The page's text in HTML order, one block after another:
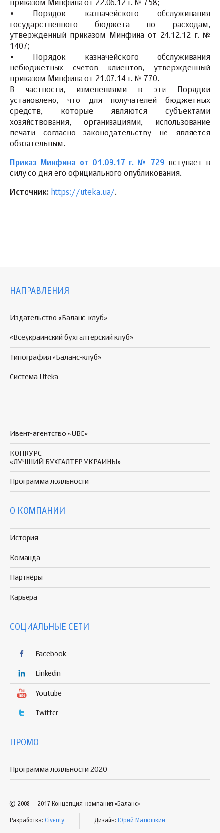
приказом Минфина от 22.06.12 г. № 758;
• Порядок казначейского обслуживания
государственного бюджета по расходам,
утвержденный приказом Минфина от 24.12.12 г. №
1407;
• Порядок казначейского обслуживания
небюджетных счетов клиентов, утвержденный
приказом Минфина от 21.07.14 г. № 770.
В частности, изменениями в эти Порядки
установлено, что для получателей бюджетных
средств, которые являются субъектами
хозяйствования, организациями, использование
печати согласно законодательству не является
обязательным.
Приказ Минфина от 01.09.17 г. № 729 вступает в
силу со дня его официального опубликования.
Источник: https://uteka.ua/.
НАПРАВЛЕНИЯ
Издательство «Баланс-клуб»
«Всеукраинский бухгалтерский клуб»
Типография «Баланс-клуб»
Система Uteka
Ивент-агентство «UBE»
КОНКУРС
«ЛУЧШИЙ БУХГАЛТЕР УКРАИНЫ»
Программа лояльности
О КОМПАНИИ
История
Команда
Партнёры
Карьера
СОЦИАЛЬНЫЕ СЕТИ
Facebook
Linkedin
Youtube
Twitter
ПРОМО
Программа лояльности 2020
© 2008 – 2017 Концепция: компания «Баланс»
Разработка: Civenty Дизайн: Юрий Матюшкин